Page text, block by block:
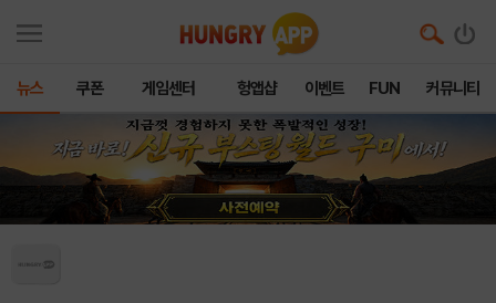
뉴스 쿠폰 게임센터 헝앱샵 이벤트 FUN 커뮤니티